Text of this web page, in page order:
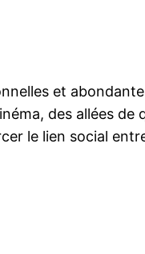
et
des allées
le lien social